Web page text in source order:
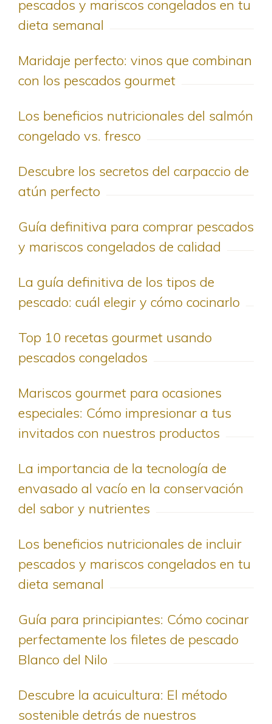
pescados y mariscos congelados en tu
dieta semanal
Maridaje perfecto: vinos que combinan
con los pescados gourmet
Los beneficios nutricionales del salmón
congelado vs. fresco
Descubre los secretos del carpaccio de
atún perfecto
Guía definitiva para comprar pescados
y mariscos congelados de calidad
La guía definitiva de los tipos de
pescado: cuál elegir y cómo cocinarlo
Top 10 recetas gourmet usando
pescados congelados
Mariscos gourmet para ocasiones
especiales: Cómo impresionar a tus
invitados con nuestros productos
La importancia de la tecnología de
envasado al vacío en la conservación
del sabor y nutrientes
Los beneficios nutricionales de incluir
pescados y mariscos congelados en tu
dieta semanal
Guía para principiantes: Cómo cocinar
perfectamente los filetes de pescado
Blanco del Nilo
Descubre la acuicultura: El método
sostenible detrás de nuestros